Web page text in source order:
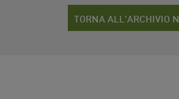
TORNA ALL'ARCHIVIO